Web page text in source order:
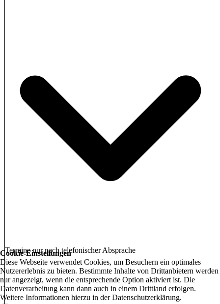
Termine nur nach telefonischer Absprache
Cookie-Einstellungen
Diese Webseite verwendet Cookies, um Besuchern ein optimales
Nutzererlebnis zu bieten. Bestimmte Inhalte von Drittanbietern werden
nur angezeigt, wenn die entsprechende Option aktiviert ist. Die
Datenverarbeitung kann dann auch in einem Drittland erfolgen.
Weitere Informationen hierzu in der Datenschutzerklärung.